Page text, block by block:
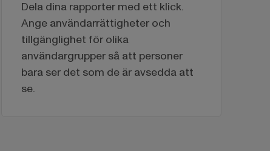
Dela dina rapporter med ett klick.
Ange användarrättigheter och
tillgänglighet för olika
användargrupper så att personer
bara ser det som de är avsedda att
se.